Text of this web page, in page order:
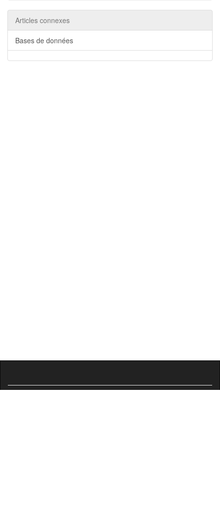
Articles connexes
Bases de données